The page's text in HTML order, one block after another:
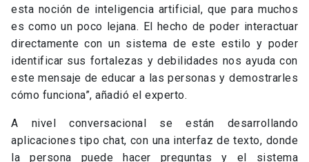
esta noción de inteligencia artificial, que para muchos
es como un poco lejana. El hecho de poder interactuar
directamente con un sistema de este estilo y poder
identificar sus fortalezas y debilidades nos ayuda con
este mensaje de educar a las personas y demostrarles
cómo funciona”, añadió el experto.
A nivel conversacional se están desarrollando
aplicaciones tipo chat, con una interfaz de texto, donde
la persona puede hacer preguntas y el sistema